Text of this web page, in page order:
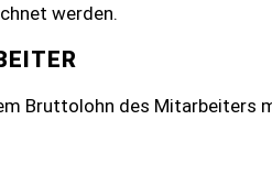
werden.
Bruttolohn des Mitarbeiters